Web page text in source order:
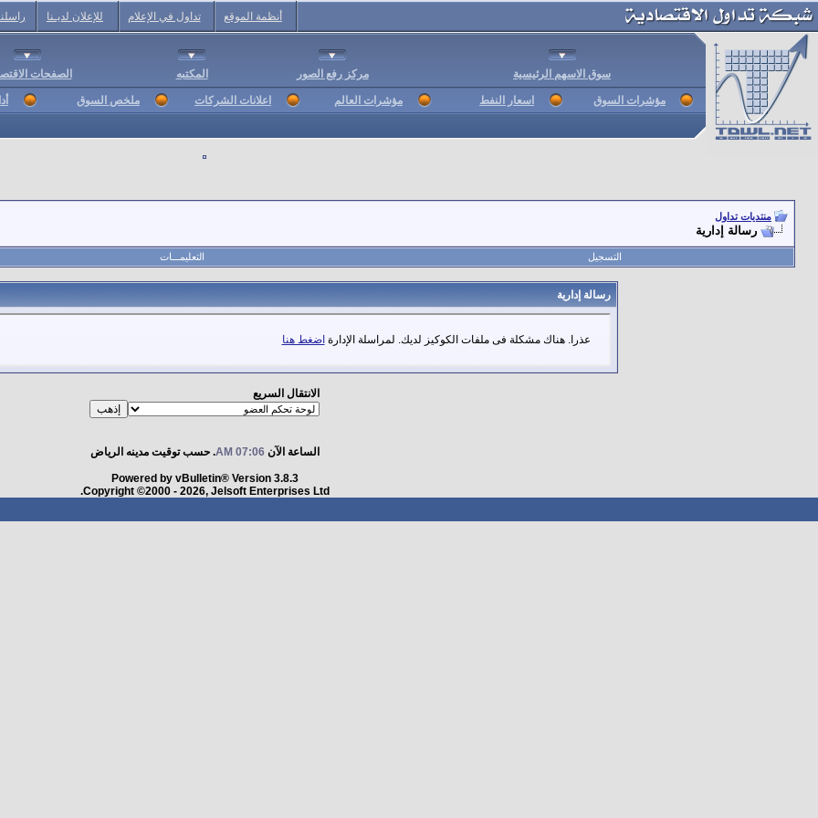
أنظمة الموقع تداول في الإعلام للإعلان لديـنا
سوق الاسهم الرئيسية مركز رفع الصور المكتبه الصفحات
مؤشرات السوق اسعار النفط مؤشرات العالم اعلانات الشركات ملخص السوق
منتديات تداول
رسالة إدارية
التسجيل التعليمـــات
رسالة إدارية
عذرا. هناك مشكلة فى ملفات الكوكيز لديك. لمراسلة الإدارة اضغط هنا
الانتقال السريع
الساعة الآن 07:06 AM . حسب توقيت مدينه الرياض
Powered by vBulletin® Version 3.8.3
Copyright ©2000 - 2026, Jelsoft Enterprises Ltd.